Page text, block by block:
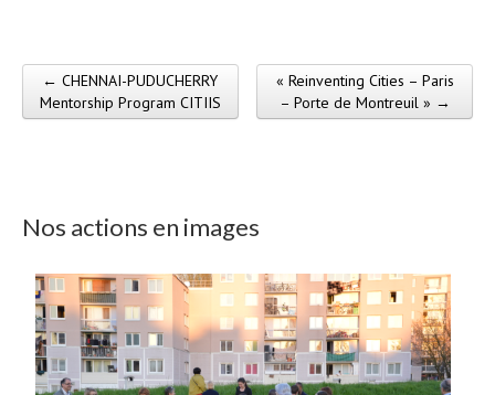
Post navigation
← CHENNAI-PUDUCHERRY
Mentorship Program CITIIS
« Reinventing Cities – Paris
– Porte de Montreuil » →
Nos actions en images